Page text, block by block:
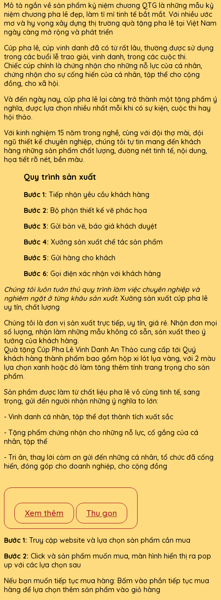
Mô tả ngắn về sản phẩm kỷ niệm chương QTG là những mẫu kỷ
niệm chương pha lê đẹp, làm tỉ mỉ tinh tế bắt mắt. Với nhiều ước
mơ và hy vọng xây dựng thị trường quà tặng pha lê tại Việt Nam
ngày càng mở rộng và phát triển
Cúp pha lê, cúp vinh danh đã có từ rất lâu, thường được sử dụng
trong các buổi lễ trao giải, vinh danh, trong các cuộc thi.
Chiếc cúp chính là chứng nhận cho những nỗ lực của cá nhân,
chứng nhận cho sự cống hiến của cá nhân, tập thể cho cộng
đồng, cho xã hội.
Và đến ngày nay, cúp pha lê lại càng trở thành một tặng phẩm ý
nghĩa, được lựa chọn nhiều nhất mỗi khi có sự kiện, cuộc thi hay
hội thảo.
Với kinh nghiệm 15 năm trong nghề, cùng với đội thợ mài, đội
ngũ thiết kế chuyên nghiệp, chúng tôi tự tin mang đến khách
hàng những sản phẩm chất lượng, đường nét tinh tế, nội dung,
họa tiết rõ nét, bền màu.
Quy trình sản xuất
Bước 1: Tiếp nhận yêu cầu khách hàng
Bước 2: Bộ phận thiết kế vẽ phác họa
Bước 3: Gửi bản vẽ, báo giá khách duyệt
Bước 4: Xưởng sản xuất chế tác sản phẩm
Bước 5: Gửi hàng cho khách
Bước 6: Gọi điện xác nhận với khách hàng
Chúng tôi luôn tuân thủ quy trình làm việc chuyên nghiệp và
nghiêm ngặt ở từng khâu sản xuất. Xưởng sản xuất cúp pha lê
uy tín, chất lượng
Chúng tôi là đơn vị sản xuất trực tiếp, uy tín, giá rẻ. Nhận đơn mọi
số lượng, nhận làm những mẫu không có sẵn, sản xuất theo ý
tưởng của khách hàng.
Quà tặng Cúp Pha Lê Vinh Danh An Thảo cung cấp tới Quý
khách hàng thành phẩm bao gồm hộp xi lót lụa vàng, với 2 màu
lựa chọn xanh hoặc đỏ làm tăng thêm tính trang trọng cho sản
phẩm.
Sản phẩm được làm từ chất liệu pha lê vô cùng tinh tế, sang
trọng, gửi đến người nhận những ý nghĩa to lớn:
- Vinh danh cá nhân, tập thể đạt thành tích xuất sắc
- Tặng phẩm chứng nhận cho những nỗ lực, cố gắng của cá
nhân, tập thể
- Tri ân, thay lời cảm ơn gửi đến những cá nhân, tổ chức đã cống
hiến, đóng góp cho doanh nghiệp, cho cộng đồng
Xem thêm Thu gọn
Bước 1: Truy cập website và lựa chọn sản phẩm cần mua
Bước 2: Click và sản phẩm muốn mua, màn hình hiển thị ra pop
up với các lựa chọn sau
Nếu bạn muốn tiếp tục mua hàng: Bấm vào phần tiếp tục mua
hàng để lựa chọn thêm sản phẩm vào giỏ hàng